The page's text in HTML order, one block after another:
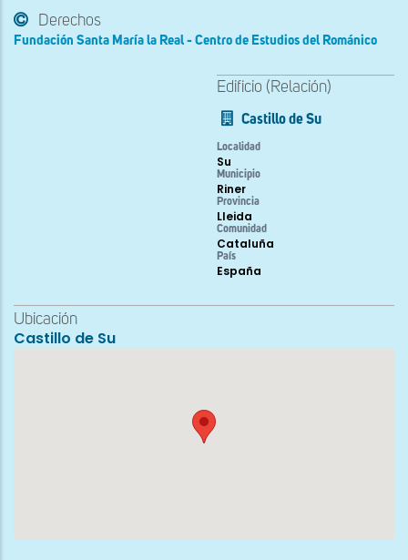
Derechos
Fundación Santa María la Real - Centro de Estudios del Románico
Edificio (Relación)
Castillo de Su
Localidad
Su
Municipio
Riner
Provincia
Lleida
Comunidad
Cataluña
País
España
Ubicación
Castillo de Su